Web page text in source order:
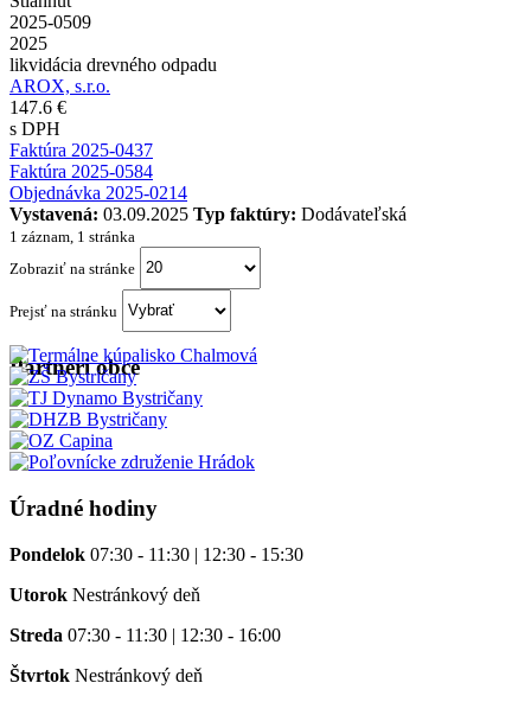
2025-0509
2025
likvidácia drevného odpadu
AROX, s.r.o.
147.6 €
s DPH
Faktúra 2025-0437
Faktúra 2025-0584
Objednávka 2025-0214
Vystavená: 03.09.2025 Typ faktúry: Dodávateľská
1 záznam, 1 stránka
Zobraziť na stránke
Prejsť na stránku
Partneri obce
Úradné hodiny
Pondelok 07:30 - 11:30 | 12:30 - 15:30
Utorok Nestránkový deň
Streda 07:30 - 11:30 | 12:30 - 16:00
Štvrtok Nestránkový deň